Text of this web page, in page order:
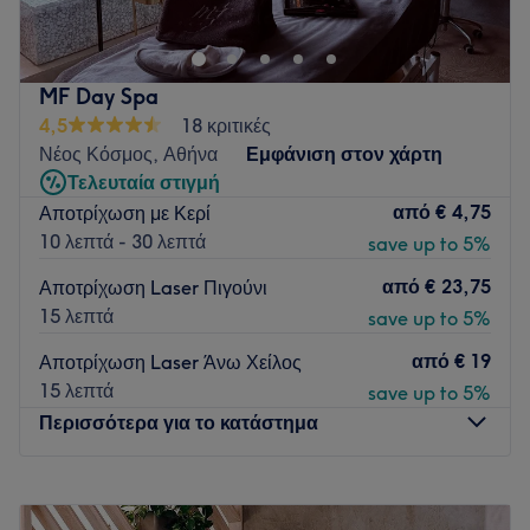
υπηρεσίες περιποίησης άκρων, φρυδιών και βλεφαρίδων.
Δώσε στον εαυτό σου τη φροντίδα που του αξίζει και
απόλαυσε το κάθε λεπτό στα χέρια των ειδικών.
Συγκοινωνία:
Το κατάστημα βρίσκεται σε απόσταση 5 λεπτών με τα πόδια
από τη στάση του μετρό «Δάφνη» και κοντά σε στάσεις
λεωφορείων.
Η ομάδα:
Η ομάδα είναι άρτια εκπαιδευμένη για να σου προσφέρει
υπηρεσίες υψηλού επιπέδου και να σε συμβουλέψει
σύμφωνα με τις ανάγκες σου.
Τι μας αρέσει:
Περιβάλλον: Φιλικό, χαλαρωτικό.
Go to venue
MF Day Spa
4,5
18 κριτικές
Νέος Κόσμος, Αθήνα
Εμφάνιση στον χάρτη
Τελευταία στιγμή
Αποτρίχωση με Κερί
10 λεπτά - 30 λεπτά
από € 4,75
save up to 5%
Αποτρίχωση Laser Πιγούνι
15 λεπτά
από € 23,75
save up to 5%
Αποτρίχωση Laser Άνω Χείλος
15 λεπτά
από € 19
save up to 5%
Περισσότερα για το κατάστημα
Τρίτη
13:00